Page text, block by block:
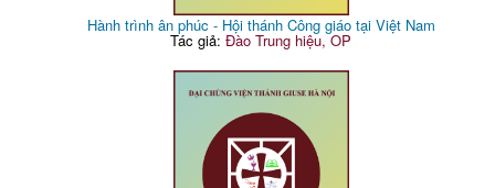
Hành trình ân phúc - Hội thánh Công giáo tại Việt Nam
Tác giả:Đào Trung hiệu, OP